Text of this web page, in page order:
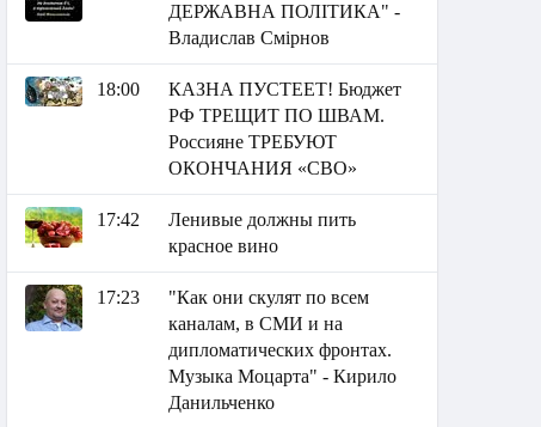
ДЕРЖАВНА ПОЛІТИКА" -
Владислав Смірнов
18:00
КАЗНА ПУСТЕЕТ! Бюджет
РФ ТРЕЩИТ ПО ШВАМ.
Россияне ТРЕБУЮТ
ОКОНЧАНИЯ «СВО»
17:42
Ленивые должны пить
красное вино
17:23
"Как они скулят по всем
каналам, в СМИ и на
дипломатических фронтах.
Музыка Моцарта" - Кирило
Данильченко